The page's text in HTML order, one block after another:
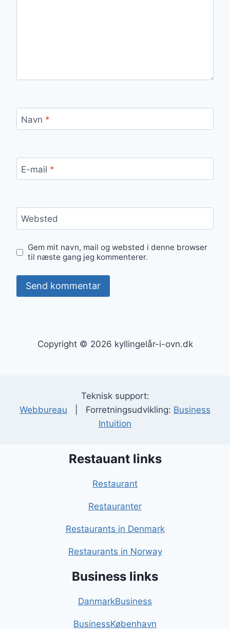
Navn *
E-mail *
Websted
Gem mit navn, mail og websted i denne browser
til næste gang jeg kommenterer.
Copyright © 2026 kyllingelår-i-ovn.dk
Teknisk support:
Webbureau | Forretningsudvikling: Business
Intuition
Restauant links
Restaurant
Restauranter
Restaurants in Denmark
Restaurants in Norway
Business links
DanmarkBusiness
BusinessKøbenhavn